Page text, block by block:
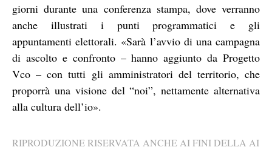
giorni durante una conferenza stampa, dove verranno
anche illustrati i punti programmatici e gli
appuntamenti elettorali. «Sarà l’avvio di una campagna
di ascolto e confronto – hanno aggiunto da Progetto
Vco – con tutti gli amministratori del territorio, che
proporrà una visione del “noi”, nettamente alternativa
alla cultura dell’io».
RIPRODUZIONE RISERVATA ANCHE AI FINI DELLA AI